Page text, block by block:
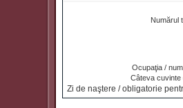
Numărul
Ocupaţia /
Câteva cuvinte
Zi de naştere / obligatorie